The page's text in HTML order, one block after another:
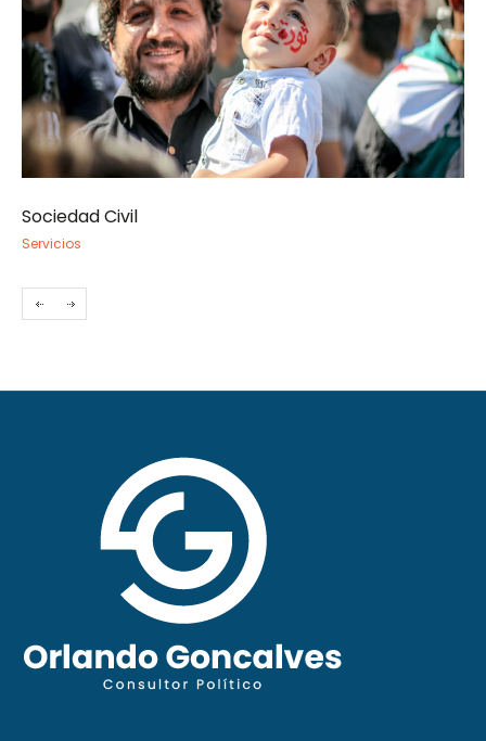
Sociedad Civil
Servicios